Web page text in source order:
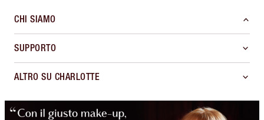
CHI SIAMO
SUPPORTO
ALTRO SU CHARLOTTE